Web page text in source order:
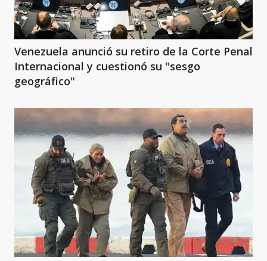
Venezuela anunció su retiro de la Corte Penal
Internacional y cuestionó su "sesgo
geográfico"